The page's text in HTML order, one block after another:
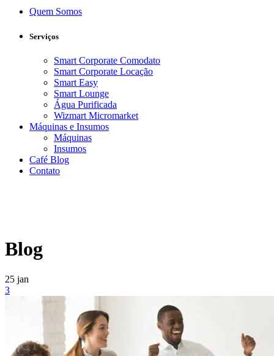
Quem Somos
Serviços
Smart Corporate Comodato
Smart Corporate Locação
Smart Easy
Smart Lounge
Água Purificada
Wizmart Micromarket
Máquinas e Insumos
Máquinas
Insumos
Café Blog
Contato
Blog
25 jan
3